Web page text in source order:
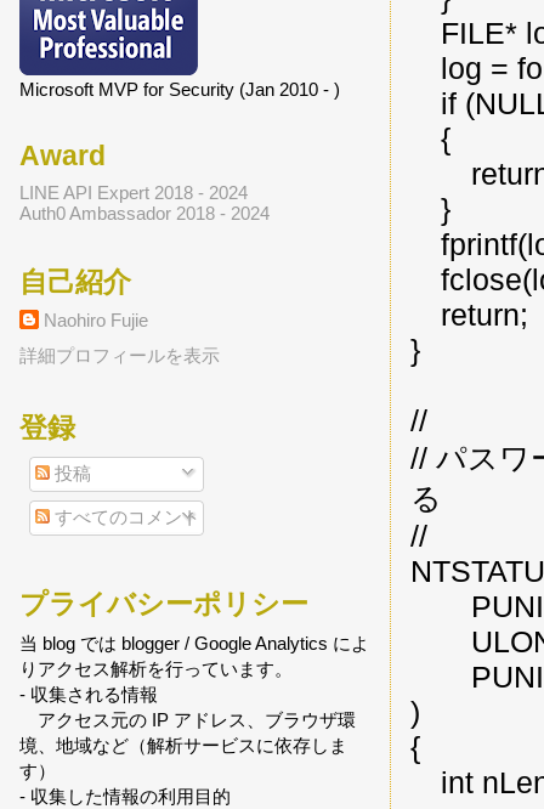
FILE*
log =
if
{
}
return;
}
//
// パスワ
る
//
)
{
int
Microsoft MVP for Security (Jan 2010 - )
Award
LINE API Expert 2018 - 2024
Auth0 Ambassador 2018 - 2024
自己紹介
Naohiro Fujie
詳細プロフィールを表示
登録
投稿
すべてのコメント
プライバシーポリシー
当 blog では blogger / Google Analytics によ
りアクセス解析を行っています。
- 収集される情報
アクセス元の IP アドレス、ブラウザ環
境、地域など（解析サービスに依存しま
す）
- 収集した情報の利用目的